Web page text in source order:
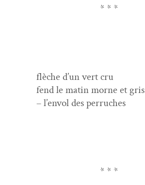
* * *
flèche d’un vert cru
fend le matin morne et gris
– l’envol des perruches
* * *